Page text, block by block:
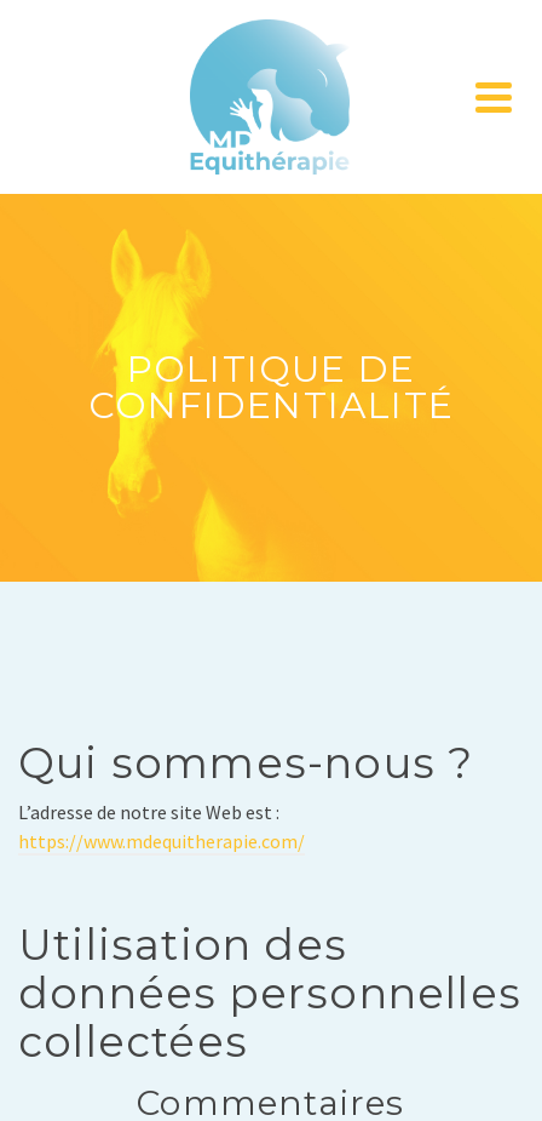
POLITIQUE DE
CONFIDENTIALITÉ
Qui sommes-nous ?
L’adresse de notre site Web est :
https://www.mdequitherapie.com/
Utilisation des
données personnelles
collectées
Commentaires